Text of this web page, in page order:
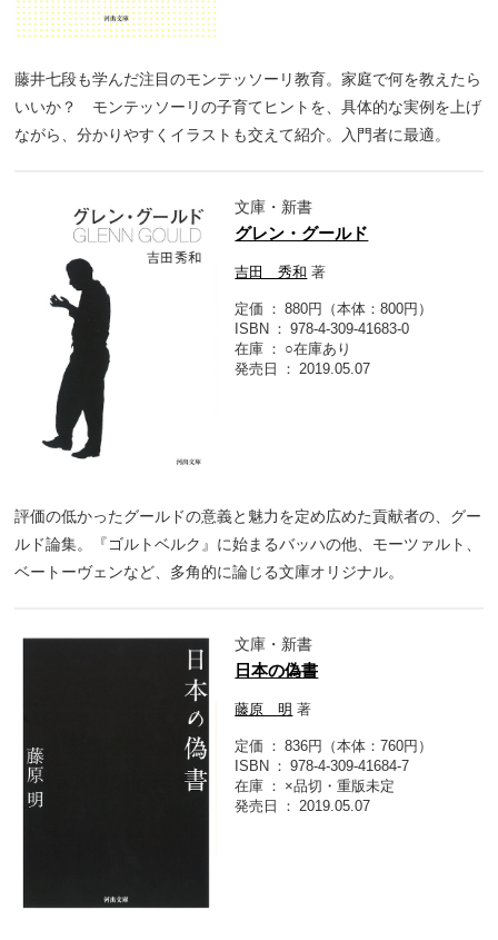
藤井七段も学んだ注目のモンテッソーリ教育。家庭で何を教えたら
いいか？ モンテッソーリの子育てヒントを、具体的な実例を上げ
ながら、分かりやすくイラストも交えて紹介。入門者に最適。
文庫・新書
グレン・グールド
吉田 秀和 著
定価
880円（本体：800円）
ISBN
978-4-309-41683-0
在庫
○在庫あり
発売日
2019.05.07
評価の低かったグールドの意義と魅力を定め広めた貢献者の、グー
ルド論集。『ゴルトベルク』に始まるバッハの他、モーツァルト、
ベートーヴェンなど、多角的に論じる文庫オリジナル。
文庫・新書
日本の偽書
藤原 明 著
定価
836円（本体：760円）
ISBN
978-4-309-41684-7
在庫
×品切・重版未定
発売日
2019.05.07